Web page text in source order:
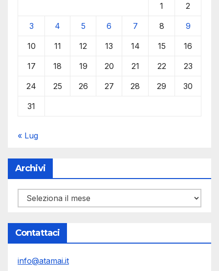
1 2
3 4 5 6 7 8 9
10 11 12 13 14 15 16
17 18 19 20 21 22 23
24 25 26 27 28 29 30
31
« Lug
Archivi
Archivi
Contattaci
info@atamai.it